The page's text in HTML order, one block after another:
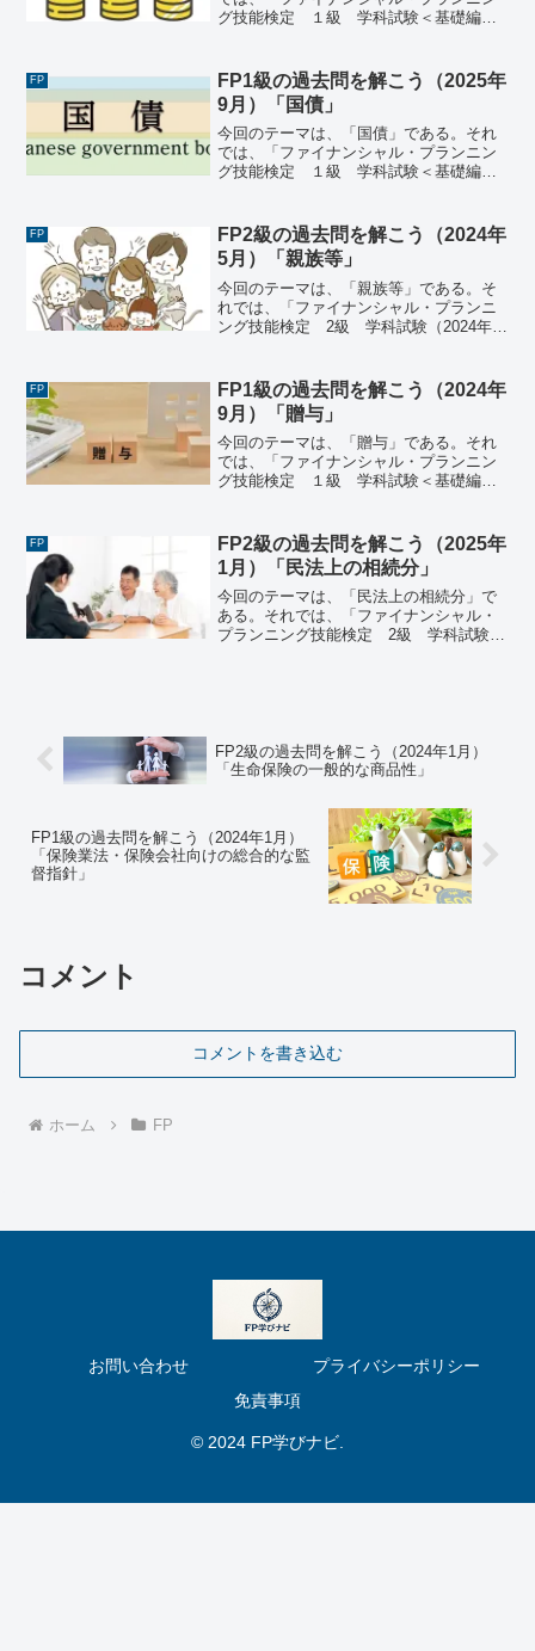
グ技能検定 １級 学科試験＜基礎編＞
ナンシャル・プランニング技能検定 １
級 学科試験＜...
FP
FP1級の過去問を解こう（2025年
9月）「国債」
今回のテーマは、「国債」である。それ
では、「ファイナンシャル・プランニン
グ技能検定 １級 学科試験＜基礎編＞
ナンシャル・プランニング技能検定 １
級 学科試験＜基礎...
FP
FP2級の過去問を解こう（2024年
5月）「親族等」
今回のテーマは、「親族等」である。そ
れでは、「ファイナンシャル・プランニ
ング技能検定 2級 学科試験（2024年5
ル・プランニング技能検定 2級 学科試
験（2024年5...
FP
FP1級の過去問を解こう（2024年
9月）「贈与」
今回のテーマは、「贈与」である。それ
では、「ファイナンシャル・プランニン
グ技能検定 １級 学科試験＜基礎編＞
ンシャル・プランニング技能検定 １
級 学科試験＜基礎編...
FP
FP2級の過去問を解こう（2025年
1月）「民法上の相続分」
今回のテーマは、「民法上の相続分」で
ある。それでは、「ファイナンシャル・
プランニング技能検定 2級 学科試験
FP2級の過去問を解こう（2024年1月）
「生命保険の一般的な商品性」
FP1級の過去問を解こう（2024年1月）
「保険業法・保険会社向けの総合的な監
督指針」
コメント
コメントを書き込む
ホーム FP
お問い合わせ
プライバシーポリシー
免責事項
© 2024 FP学びナビ.